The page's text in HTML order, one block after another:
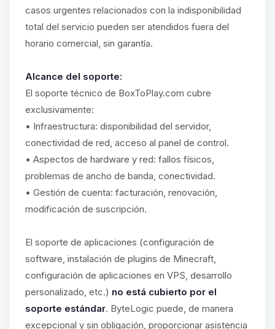
casos urgentes relacionados con la indisponibilidad
total del servicio pueden ser atendidos fuera del
horario comercial, sin garantía.
Alcance del soporte:
El soporte técnico de BoxToPlay.com cubre
exclusivamente:
• Infraestructura: disponibilidad del servidor,
conectividad de red, acceso al panel de control.
• Aspectos de hardware y red: fallos físicos,
problemas de ancho de banda, conectividad.
• Gestión de cuenta: facturación, renovación,
modificación de suscripción.
El soporte de aplicaciones (configuración de
software, instalación de plugins de Minecraft,
configuración de aplicaciones en VPS, desarrollo
personalizado, etc.) no está cubierto por el
soporte estándar. ByteLogic puede, de manera
excepcional y sin obligación, proporcionar asistencia